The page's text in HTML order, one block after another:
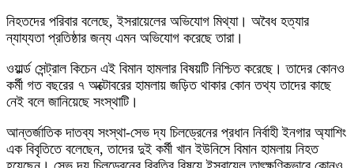
নিহতদের পরিবার বলেছে, ইসরায়েলের অভিযোগ মিথ্যা। অবৈধ হত্যার
ন্যায্যতা প্রতিষ্ঠার জন্য এমন অভিযোগ করেছে তারা।
ওয়ার্ল্ড সেন্ট্রাল কিচেন এই বিমান হামলার বিষয়টি নিশ্চিত করেছে। তাদের কোনও
কর্মী গত বছরের ৭ অক্টোবরের হামলায় জড়িত থাকার কোন তথ্য তাদের কাছে
নেই বলে জানিয়েছে সংস্থাটি।
আন্তর্জাতিক দাতব্য সংস্থা-সেভ দ্য চিলড্রেনের প্রধান নির্বাহী ইনগার অ্যাশিং
এক বিবৃতিতে বলেছেন, তাদের দুই কর্মী খান ইউনিসে বিমান হামলায় নিহত